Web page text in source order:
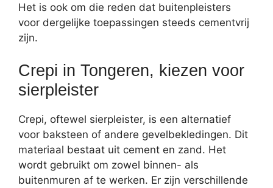
Het is ook om die reden dat buitenpleisters
voor dergelijke toepassingen steeds cementvrij
zijn.
Crepi in Tongeren, kiezen voor
sierpleister
Crepi, oftewel sierpleister, is een alternatief
voor baksteen of andere gevelbekledingen. Dit
materiaal bestaat uit cement en zand. Het
wordt gebruikt om zowel binnen- als
buitenmuren af te werken. Er zijn verschillende